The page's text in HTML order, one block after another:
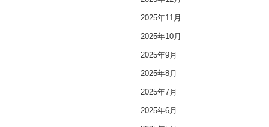
2025年11月
2025年10月
2025年9月
2025年8月
2025年7月
2025年6月